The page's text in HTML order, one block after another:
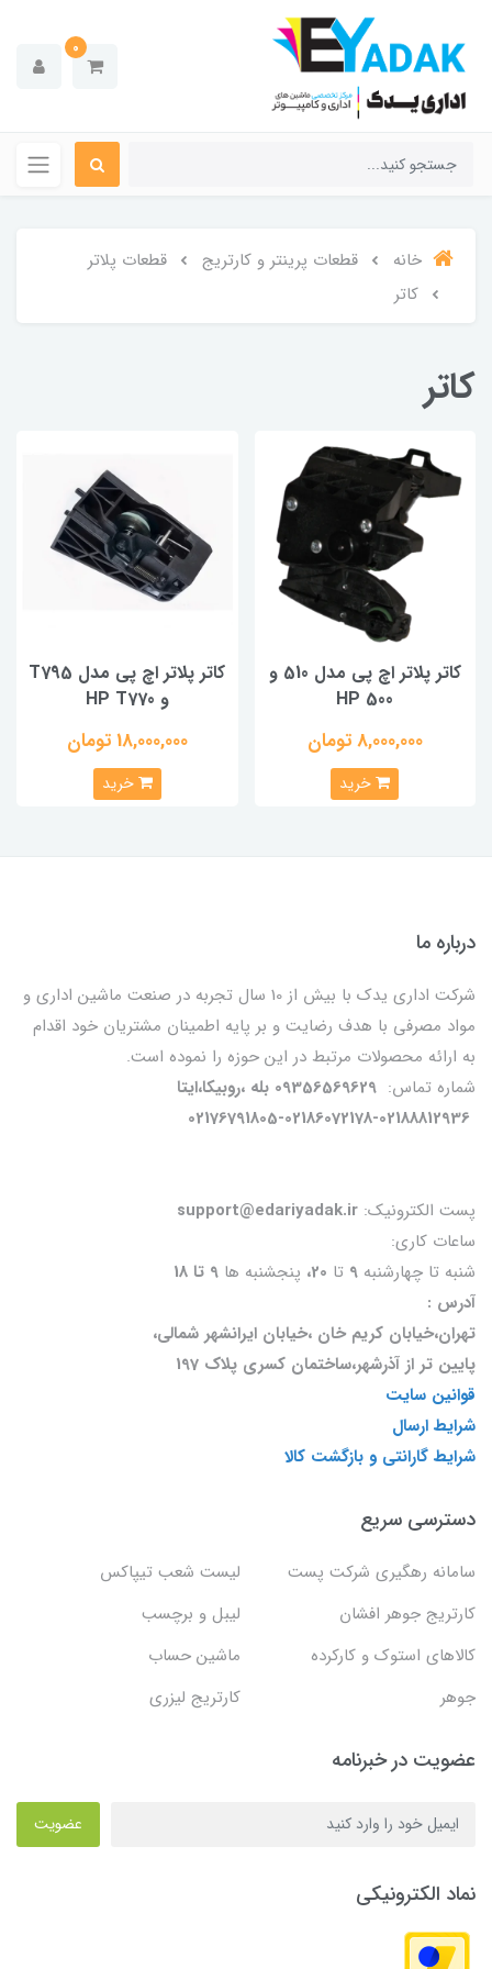
0
خانه قطعات پرینتر و کارتریج
قطعات پلاتر
کاتر
کاتر
کاتر پلاتر اچ پی مدل 510 و
HP 500
8,000,000 تومان
خرید
کاتر پلاتر اچ پی مدل T795
و HP T770
18,000,000 تومان
خرید
درباره ما
شرکت اداری یدک با بیش از 10 سال تجربه در صنعت ماشین اداری و
مواد مصرفی با هدف رضایت و بر پایه اطمینان مشتریان خود اقدام
به ارائه محصولات مرتبط در این حوزه را نموده است.
شماره تماس: 09356569629 بله ،روبیکا،ایتا
02176791805-02186072178-02188812936
پست الکترونیک:
ساعات کاری:
شنبه تا چهارشنبه 9 تا 20، پنجشنبه ها
آدرس :
تهران،خیابان کریم خان ،خیابان ایرانشهر شمالی،
پایین تر از آذرشهر،ساختمان کسری پلاک 197
قوانین سایت
شرایط ارسال
شرایط گارانتی و بازگشت کالا
دسترسی سریع
سامانه رهگیری شرکت پست
لیست شعب تیپاکس
کارتریج جوهر افشان
لیبل و برچسب
کالاهای استوک و کارکرده
ماشین حساب
جوهر
کارتریج لیزری
عضویت در خبرنامه
عضویت
نماد الکترونیکی